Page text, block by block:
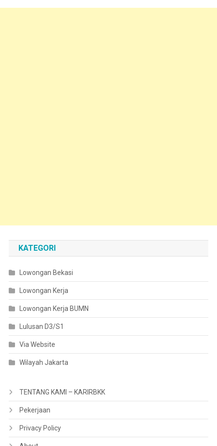
KATEGORI
Lowongan Bekasi
Lowongan Kerja
Lowongan Kerja BUMN
Lulusan D3/S1
Via Website
Wilayah Jakarta
TENTANG KAMI – KARIRBKK
Pekerjaan
Privacy Policy